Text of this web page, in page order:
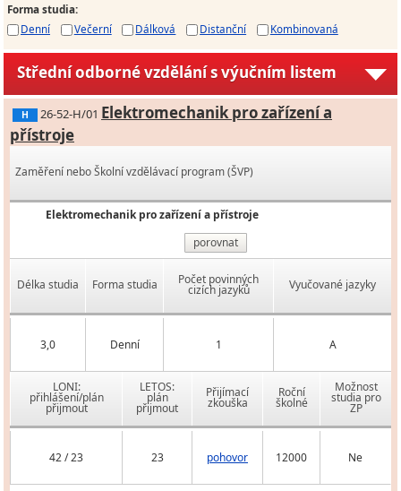
Forma studia:
Denní
Večerní Dálková Distanční Kombinovaná
Střední odborné vzdělání s výučním listem
H 26-52-H/01 Elektromechanik pro zařízení a
přístroje
Zaměření nebo Školní vzdělávací program (ŠVP)
Elektromechanik pro zařízení a přístroje
porovnat
Délka studia Forma studia Počet povinných
cizích jazyků Vyučované jazyky
3,0 Denní 1 A
LONI:
přihlášení/plán
přijmout
LETOS:
plán
přijmout
Přijímací
zkouška
Roční
školné
Možnost
studia pro
ZP
42 / 23 23 pohovor 12000 Ne